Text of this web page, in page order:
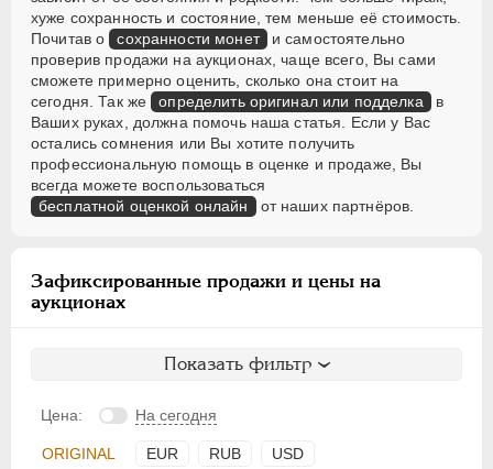
хуже сохранность и состояние, тем меньше её стоимость.
Почитав о сохранности монет и самостоятельно
проверив продажи на аукционах, чаще всего, Вы сами
сможете примерно оценить, сколько она стоит на
сегодня. Так же определить оригинал или подделка в
Ваших руках, должна помочь наша статья. Если у Вас
остались сомнения или Вы хотите получить
профессиональную помощь в оценке и продаже, Вы
всегда можете воспользоваться
бесплатной оценкой онлайн от наших партнёров.
Зафиксированные продажи и цены на
аукционах
Показать фильтр
Цена: На сегодня
ORIGINAL EUR RUB USD